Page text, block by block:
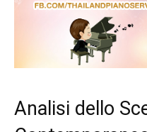
Analisi dello